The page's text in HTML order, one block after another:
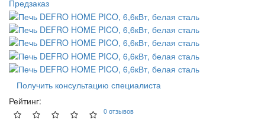
Предзаказ
Получить консультацию специалиста
Рейтинг:
0 отзывов